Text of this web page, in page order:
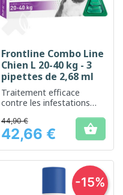
Frontline Combo Line
Chien L 20-40 kg - 3
pipettes de 2,68 ml
Traitement efficace
contre les infestations
poux pour chiens de taille
moyenne
Prix
44,90 €
42,66 € 
-15%